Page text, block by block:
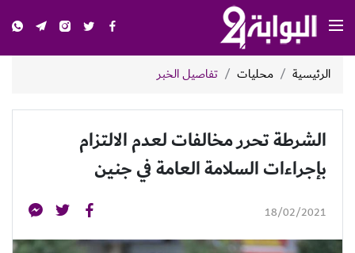
الرئيسية محليات تفاصيل الخبر
الشرطة تحرر مخالفات لعدم الالتزام
بإجراءات السلامة العامة في جنين
18/02/2021